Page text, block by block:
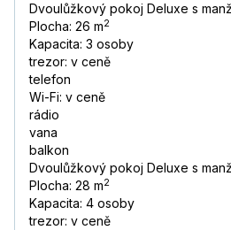
Dvoulůžkový pokoj Deluxe s
Plocha: 26 m2
Kapacita: 3 osoby
trezor: v ceně
telefon
Wi-Fi: v ceně
rádio
vana
balkon
Dvoulůžkový pokoj Deluxe s
Plocha: 28 m2
Kapacita: 4 osoby
trezor: v ceně